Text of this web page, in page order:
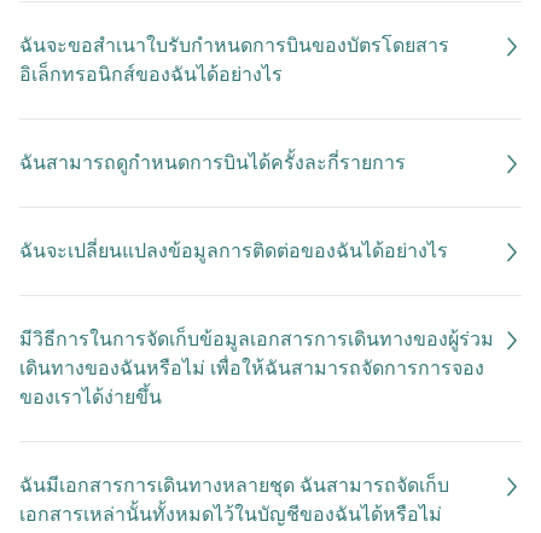
ฉันจะขอสำเนาใบรับกำหนดการบินของบัตรโดยสาร
อิเล็กทรอนิกส์ของฉันได้อย่างไร
ฉันสามารถดูกำหนดการบินได้ครั้งละกี่รายการ
ฉันจะเปลี่ยนแปลงข้อมูลการติดต่อของฉันได้อย่างไร
มีวิธีการในการจัดเก็บข้อมูลเอกสารการเดินทางของผู้ร่วม
เดินทางของฉันหรือไม่ เพื่อให้ฉันสามารถจัดการการจอง
ของเราได้ง่ายขึ้น
ฉันมีเอกสารการเดินทางหลายชุด ฉันสามารถจัดเก็บ
เอกสารเหล่านั้นทั้งหมดไว้ในบัญชีของฉันได้หรือไม่